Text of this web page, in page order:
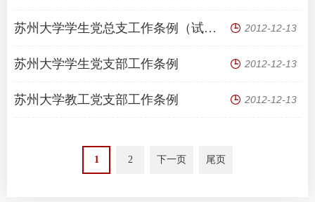
苏州大学学生党总支工作条例（试行） 2012-12-13
苏州大学学生党支部工作条例 2012-12-13
苏州大学教工党支部工作条例 2012-12-13
1 2 下一页 尾页